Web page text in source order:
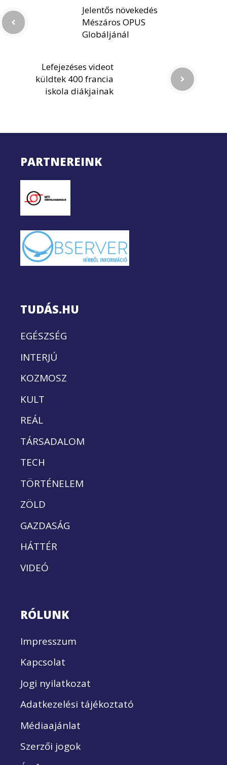
Jelentős növekedés
Mészáros OPUS
Globáljánál
Lefejezéses videot
küldtek 400 francia
iskola diákjainak
PARTNEREINK
TUDÁS.HU
EGÉSZSÉG
INTERJÚ
KOZMOSZ
KULT
REÁL
TÁRSADALOM
TECH
TÖRTÉNELEM
ZÖLD
GAZDASÁG
HÁTTÉR
VIDEÓ
RÓLUNK
Impresszum
Kapcsolat
Jogi nyilatkozat
Adatkezelési tájékoztató
Médiaajánlat
Szerzői jogok